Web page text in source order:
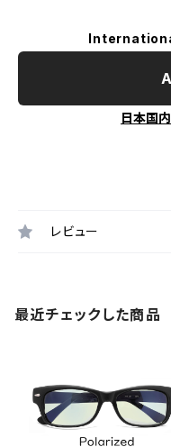
日本国
レビュー
最近チェックした商品